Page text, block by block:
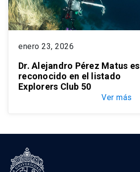
enero 23, 2026
Dr. Alejandro Pérez Matus es
reconocido en el listado
Explorers Club 50
Ver más